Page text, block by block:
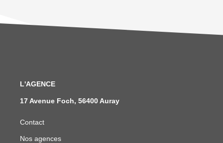
L'AGENCE
17 Avenue Foch, 56400 Auray
Contact
Nos agences